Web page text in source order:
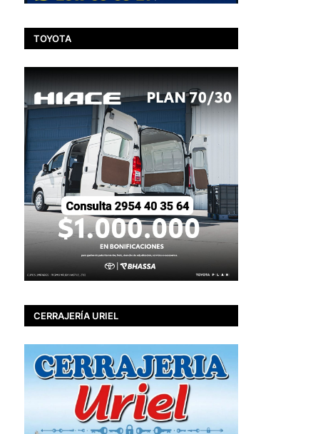
TOYOTA
CERRAJERÍA URIEL